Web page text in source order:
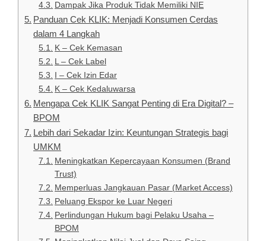
Dampak Jika Produk Tidak Memiliki NIE
Panduan Cek KLIK: Menjadi Konsumen Cerdas
dalam 4 Langkah
K – Cek Kemasan
L – Cek Label
I – Cek Izin Edar
K – Cek Kedaluwarsa
Mengapa Cek KLIK Sangat Penting di Era Digital? –
BPOM
Lebih dari Sekadar Izin: Keuntungan Strategis bagi
UMKM
Meningkatkan Kepercayaan Konsumen (Brand
Trust)
Memperluas Jangkauan Pasar (Market Access)
Peluang Ekspor ke Luar Negeri
Perlindungan Hukum bagi Pelaku Usaha –
BPOM